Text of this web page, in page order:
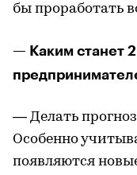
бы проработать
— Каким станет
— Делать
Особенно
появляются